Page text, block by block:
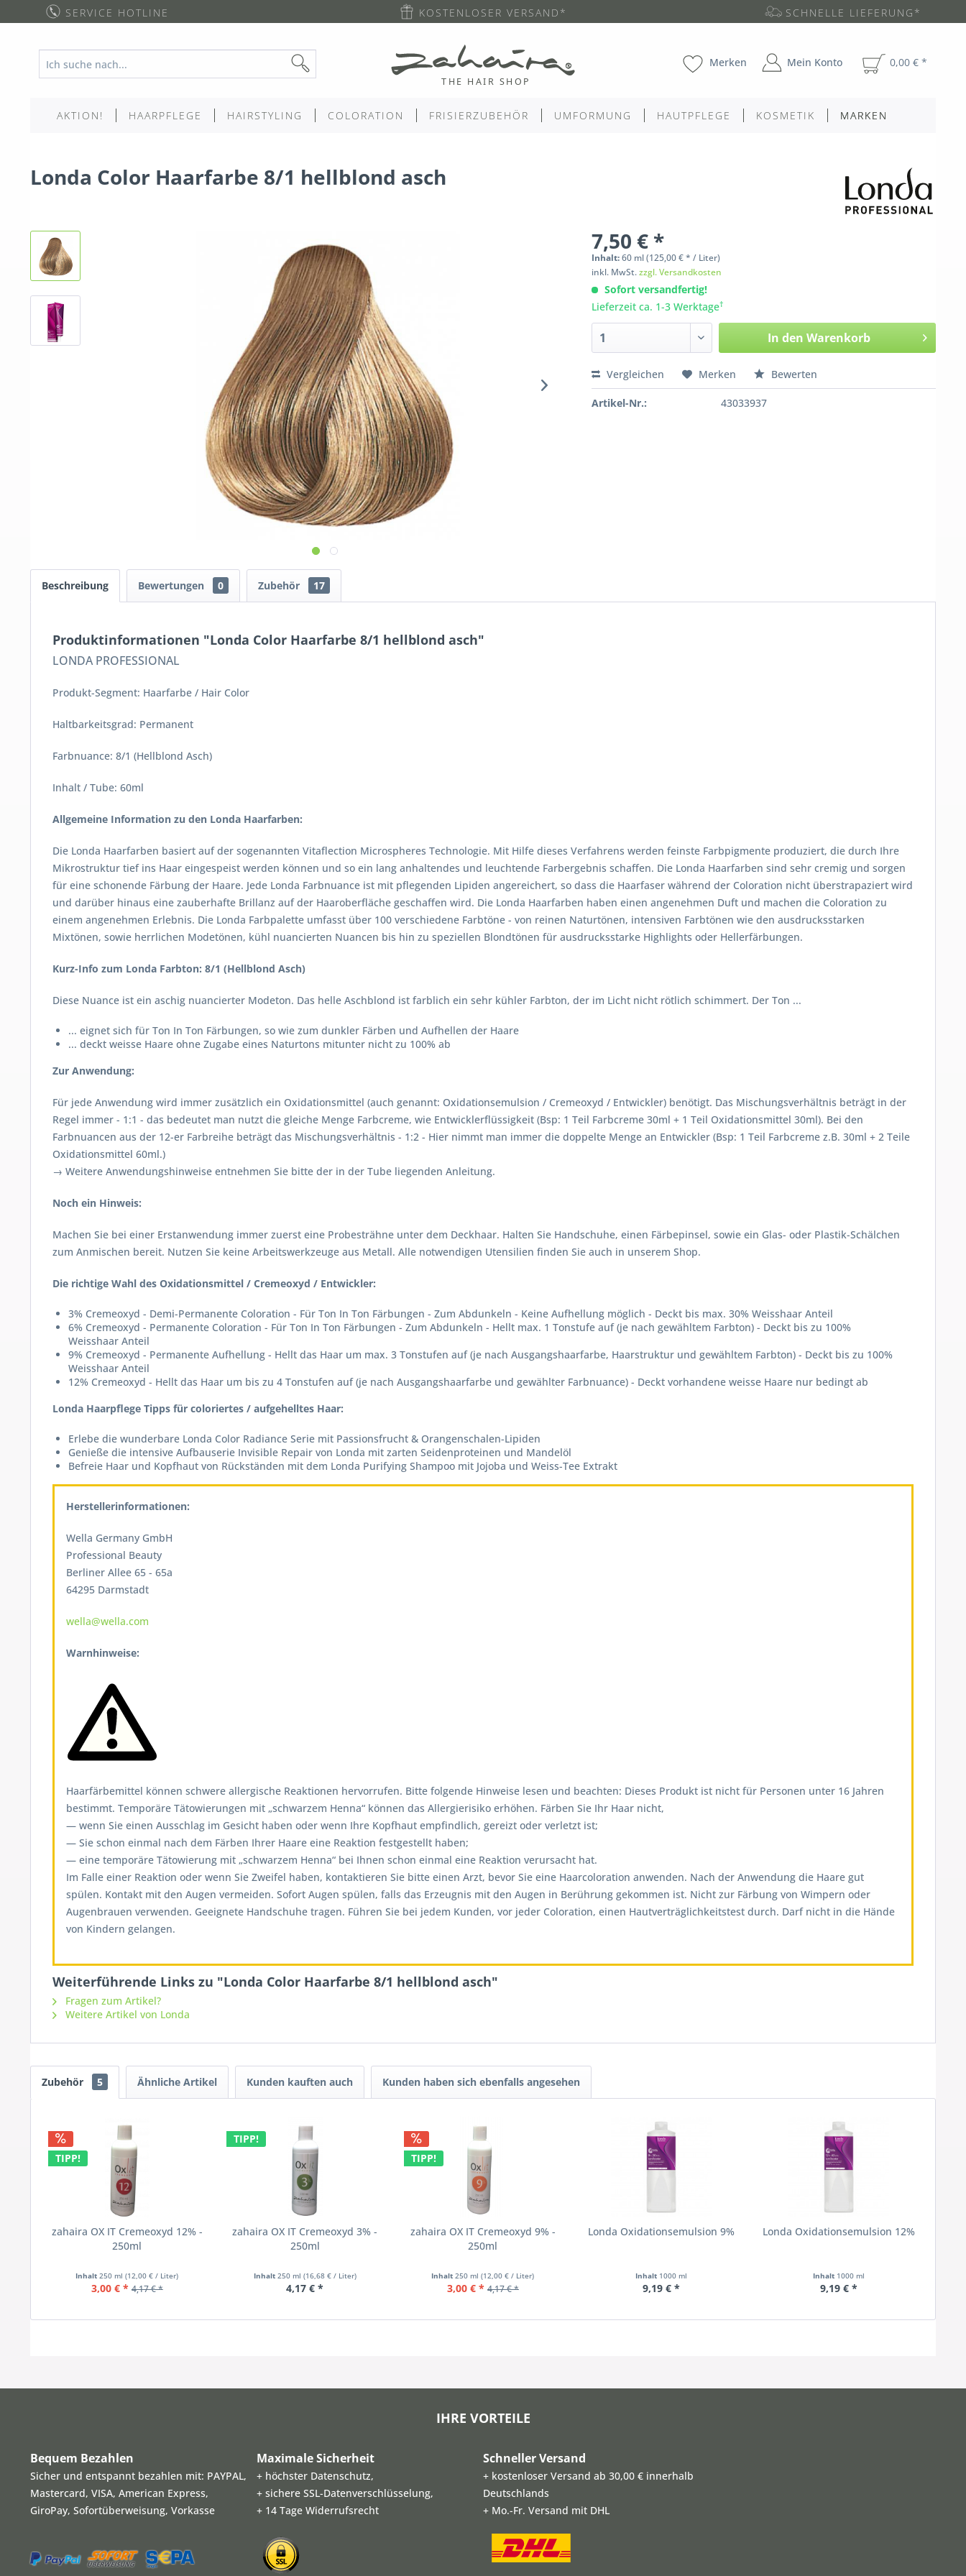
SERVICE HOTLINE KOSTENLOSER VERSAND* SCHNELLE LIEFERUNG*
Merken Mein Konto 0,00 € *
AKTION! HAARPFLEGE HAIRSTYLING COLORATION FRISIERZUBEHÖR UMFORMUNG HAUTPFLEGE KOSMETIK MARKEN
Londa Color Haarfarbe 8/1 hellblond asch
7,50 € *
Inhalt:60 ml(125,00 € * / Liter)
inkl. MwSt.zzgl. Versandkosten
Sofort versandfertig!
Lieferzeit ca. 1-3 Werktage†
In den Warenkorb
Vergleichen Merken Bewerten
Artikel-Nr.: 43033937
Beschreibung Bewertungen 0 Zubehör 17
Produktinformationen "Londa Color Haarfarbe 8/1 hellblond asch"
LONDA PROFESSIONAL
Produkt-Segment: Haarfarbe / Hair Color
Haltbarkeitsgrad: Permanent
Farbnuance: 8/1 (Hellblond Asch)
Inhalt / Tube: 60ml
Allgemeine Information zu den Londa Haarfarben:
Die Londa Haarfarben basiert auf der sogenannten Vitaflection Microspheres Technologie. Mit Hilfe dieses Verfahrens werden feinste Farbpigmente produziert, die durch Ihre
Mikrostruktur tief ins Haar eingespeist werden können und so ein lang anhaltendes und leuchtende Farbergebnis schaffen. Die Londa Haarfarben sind sehr cremig und sorgen
für eine schonende Färbung der Haare. Jede Londa Farbnuance ist mit pflegenden Lipiden angereichert, so dass die Haarfaser während der Coloration nicht überstrapaziert wird
und darüber hinaus eine zauberhafte Brillanz auf der Haaroberfläche geschaffen wird. Die Londa Haarfarben haben einen angenehmen Duft und machen die Coloration zu
einem angenehmen Erlebnis. Die Londa Farbpalette umfasst über 100 verschiedene Farbtöne - von reinen Naturtönen, intensiven Farbtönen wie den ausdrucksstarken
Mixtönen, sowie herrlichen Modetönen, kühl nuancierten Nuancen bis hin zu speziellen Blondtönen für ausdrucksstarke Highlights oder Hellerfärbungen.
Kurz-Info zum Londa Farbton: 8/1 (Hellblond Asch)
Diese Nuance ist ein aschig nuancierter Modeton. Das helle Aschblond ist farblich ein sehr kühler Farbton, der im Licht nicht rötlich schimmert. Der Ton ...
... eignet sich für Ton In Ton Färbungen, so wie zum dunkler Färben und Aufhellen der Haare
... deckt weisse Haare ohne Zugabe eines Naturtons mitunter nicht zu 100% ab
Zur Anwendung:
Für jede Anwendung wird immer zusätzlich ein Oxidationsmittel (auch genannt: Oxidationsemulsion / Cremeoxyd / Entwickler) benötigt. Das Mischungsverhältnis beträgt in der
Regel immer - 1:1 - das bedeutet man nutzt die gleiche Menge Farbcreme, wie Entwicklerflüssigkeit (Bsp: 1 Teil Farbcreme 30ml + 1 Teil Oxidationsmittel 30ml). Bei den
Farbnuancen aus der 12-er Farbreihe beträgt das Mischungsverhältnis - 1:2 - Hier nimmt man immer die doppelte Menge an Entwickler (Bsp: 1 Teil Farbcreme z.B. 30ml + 2 Teile
Oxidationsmittel 60ml.)
→ Weitere Anwendungshinweise entnehmen Sie bitte der in der Tube liegenden Anleitung.
Noch ein Hinweis:
Machen Sie bei einer Erstanwendung immer zuerst eine Probesträhne unter dem Deckhaar. Halten Sie Handschuhe, einen Färbepinsel, sowie ein Glas- oder Plastik-Schälchen
zum Anmischen bereit. Nutzen Sie keine Arbeitswerkzeuge aus Metall. Alle notwendigen Utensilien finden Sie auch in unserem Shop.
Die richtige Wahl des Oxidationsmittel / Cremeoxyd / Entwickler:
3% Cremeoxyd - Demi-Permanente Coloration - Für Ton In Ton Färbungen - Zum Abdunkeln - Keine Aufhellung möglich - Deckt bis max. 30% Weisshaar Anteil
6% Cremeoxyd - Permanente Coloration - Für Ton In Ton Färbungen - Zum Abdunkeln - Hellt max. 1 Tonstufe auf (je nach gewähltem Farbton) - Deckt bis zu 100%
Weisshaar Anteil
9% Cremeoxyd - Permanente Aufhellung - Hellt das Haar um max. 3 Tonstufen auf (je nach Ausgangshaarfarbe, Haarstruktur und gewähltem Farbton) - Deckt bis zu 100%
Weisshaar Anteil
12% Cremeoxyd - Hellt das Haar um bis zu 4 Tonstufen auf (je nach Ausgangshaarfarbe und gewählter Farbnuance) - Deckt vorhandene weisse Haare nur bedingt ab
Londa Haarpflege Tipps für coloriertes / aufgehelltes Haar:
Erlebe die wunderbare Londa Color Radiance Serie mit Passionsfrucht & Orangenschalen-Lipiden
Genieße die intensive Aufbauserie Invisible Repair von Londa mit zarten Seidenproteinen und Mandelöl
Befreie Haar und Kopfhaut von Rückständen mit dem Londa Purifying Shampoo mit Jojoba und Weiss-Tee Extrakt
Herstellerinformationen:
Wella Germany GmbH
Professional Beauty
Berliner Allee 65 - 65a
64295 Darmstadt
wella@wella.com
Warnhinweise:
Haarfärbemittel können schwere allergische Reaktionen hervorrufen. Bitte folgende Hinweise lesen und beachten: Dieses Produkt ist nicht für Personen unter 16 Jahren
bestimmt. Temporäre Tätowierungen mit „schwarzem Henna“ können das Allergierisiko erhöhen. Färben Sie Ihr Haar nicht,
— wenn Sie einen Ausschlag im Gesicht haben oder wenn Ihre Kopfhaut empfindlich, gereizt oder verletzt ist;
— Sie schon einmal nach dem Färben Ihrer Haare eine Reaktion festgestellt haben;
— eine temporäre Tätowierung mit „schwarzem Henna“ bei Ihnen schon einmal eine Reaktion verursacht hat.
Im Falle einer Reaktion oder wenn Sie Zweifel haben, kontaktieren Sie bitte einen Arzt, bevor Sie eine Haarcoloration anwenden. Nach der Anwendung die Haare gut
spülen. Kontakt mit den Augen vermeiden. Sofort Augen spülen, falls das Erzeugnis mit den Augen in Berührung gekommen ist. Nicht zur Färbung von Wimpern oder
Augenbrauen verwenden. Geeignete Handschuhe tragen. Führen Sie bei jedem Kunden, vor jeder Coloration, einen Hautverträglichkeitstest durch. Darf nicht in die Hände
von Kindern gelangen.
Weiterführende Links zu "Londa Color Haarfarbe 8/1 hellblond asch"
Fragen zum Artikel?
Weitere Artikel von Londa
Zubehör 5 Ähnliche Artikel Kunden kauften auch Kunden haben sich ebenfalls angesehen
TIPP!
zahaira OX IT Cremeoxyd 12% -
250ml
Inhalt250 ml(12,00 € / Liter)
3,00 € * 4,17 € *
TIPP!
zahaira OX IT Cremeoxyd 3% -
250ml
Inhalt 250 ml (16,68 € / Liter)
4,17 € *
TIPP!
zahaira OX IT Cremeoxyd 9% -
250ml
Inhalt250 ml(12,00 € / Liter)
3,00 € * 4,17 € *
Londa Oxidationsemulsion 9%
Inhalt 1000 ml
9,19 € *
Londa Oxidationsemulsion 12%
Inhalt 1000 ml
9,19 € *
IHRE VORTEILE
Bequem Bezahlen
Sicher und entspannt bezahlen mit: PAYPAL,
Mastercard, VISA, American Express,
GiroPay, Sofortüberweisung, Vorkasse
Maximale Sicherheit
+ höchster Datenschutz,
+ sichere SSL-Datenverschlüsselung,
+ 14 Tage Widerrufsrecht
Schneller Versand
+ kostenloser Versand ab 30,00 € innerhalb
Deutschlands
+ Mo.-Fr. Versand mit DHL